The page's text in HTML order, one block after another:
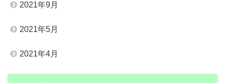
2021年9月
2021年5月
2021年4月